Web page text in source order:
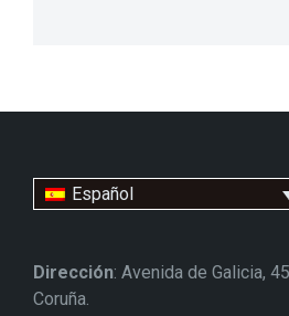
Español
Dirección: Avenida de Galicia,
Coruña.